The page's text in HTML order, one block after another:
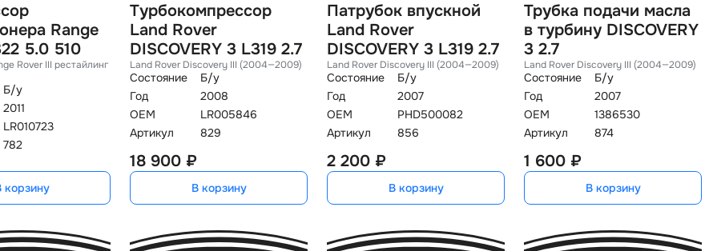
Range
5.0 510
Rover III рестайлин
Б/у
2011
LR010723
782
корзину
Турбокомпрессор
Land Rover
DISCOVERY 3 L319 2.7
Land Rover Discovery III (2004—2009)
Состояние
Б/у
Год
2008
OEM
LR005846
Артикул
829
18 900 ₽
В корзину
Патрубок впускной
Land Rover
DISCOVERY 3 L319 2.7
Land Rover Discovery III (2004—2009)
Состояние
Б/у
Год
2007
OEM
PHD500082
Артикул
856
2 200 ₽
В корзину
Трубка подачи масла
турбину DISCOVERY
3 2.7
Land Rover Discovery III (2004—2009)
Состояние
Б/у
Год
2007
OEM
1386530
Артикул
874
1 600 ₽
В корзину